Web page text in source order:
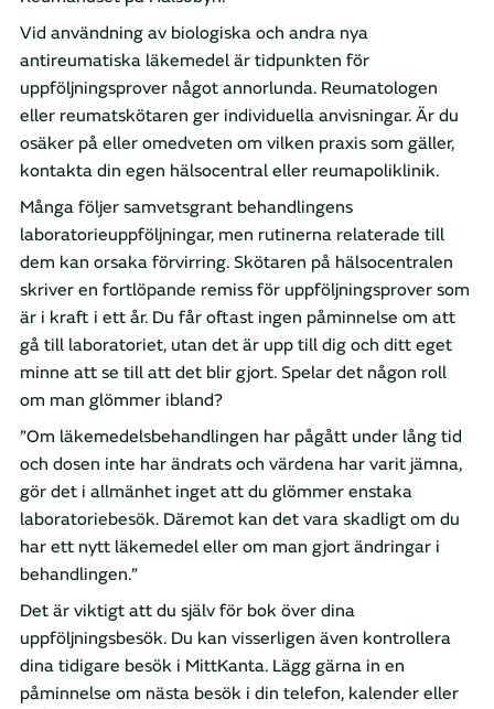
Vid användning av biologiska och andra nya
antireumatiska läkemedel är tidpunkten för
uppföljningsprover något annorlunda. Reumatologen
eller reumatskötaren ger individuella anvisningar. Är du
osäker på eller omedveten om vilken praxis som gäller,
kontakta din egen hälsocentral eller reumapoliklinik.
Många följer samvetsgrant behandlingens
laboratorieuppföljningar, men rutinerna relaterade till
dem kan orsaka förvirring. Skötaren på hälsocentralen
skriver en fortlöpande remiss för uppföljningsprover som
är i kraft i ett år. Du får oftast ingen påminnelse om att
gå till laboratoriet, utan det är upp till dig och ditt eget
minne att se till att det blir gjort. Spelar det någon roll
om man glömmer ibland?
”Om läkemedelsbehandlingen har pågått under lång tid
och dosen inte har ändrats och värdena har varit jämna,
gör det i allmänhet inget att du glömmer enstaka
laboratoriebesök. Däremot kan det vara skadligt om du
har ett nytt läkemedel eller om man gjort ändringar i
behandlingen.”
Det är viktigt att du själv för bok över dina
uppföljningsbesök. Du kan visserligen även kontrollera
dina tidigare besök i MittKanta. Lägg gärna in en
påminnelse om nästa besök i din telefon, kalender eller